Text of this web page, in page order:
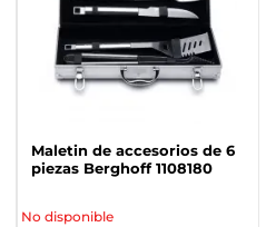
Maletin de accesorios de 6
piezas Berghoff 1108180
No disponible